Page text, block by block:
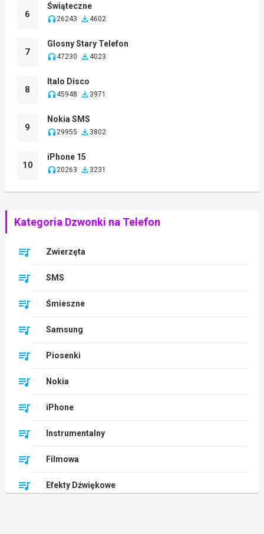
6
Świąteczne
26243 4602
7
Glosny Stary Telefon
47230 4023
8
Italo Disco
45948 3971
9
Nokia SMS
29955 3802
10
iPhone 15
20263 3231
Kategoria Dzwonki na Telefon
Zwierzęta
SMS
Śmieszne
Samsung
Piosenki
Nokia
iPhone
Instrumentalny
Filmowa
Efekty Dźwiękowe